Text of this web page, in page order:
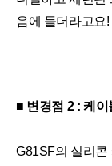
음에 들더라고요!
■ 변경점 2 : 케이
G81SF의 실리콘